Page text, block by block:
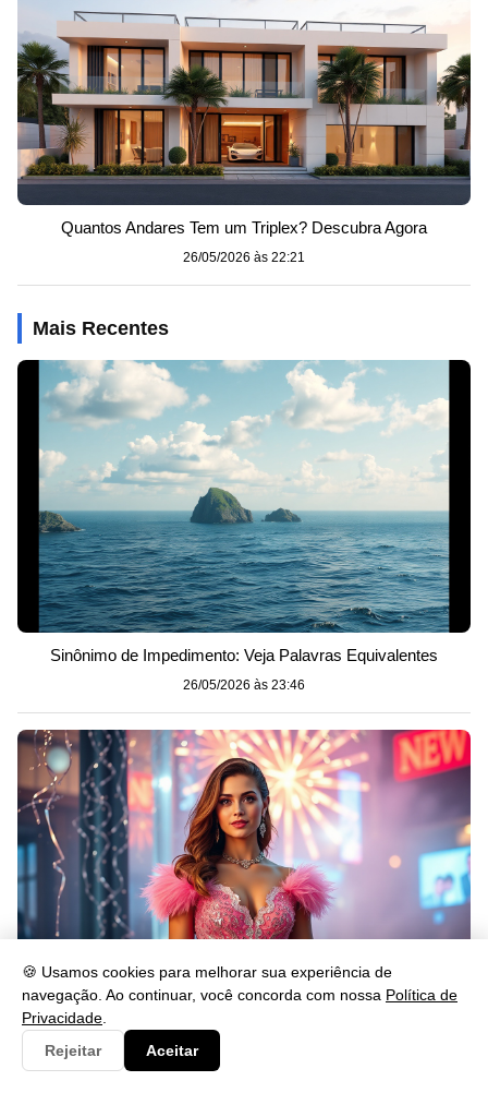
🍪 Usamos cookies para melhorar sua experiência de
navegação. Ao continuar, você concorda com nossa Política de
Privacidade
Rejeitar
Aceitar
Quantos Andares Tem um Triplex? Descubra Agora
26/05/2026 às 22:21
Mais Recentes
Sinônimo de Impedimento: Veja Palavras Equivalentes
26/05/2026 às 23:46
O que Significa Passar o Ano Novo de Rosa?
26/05/2026 às 23:46